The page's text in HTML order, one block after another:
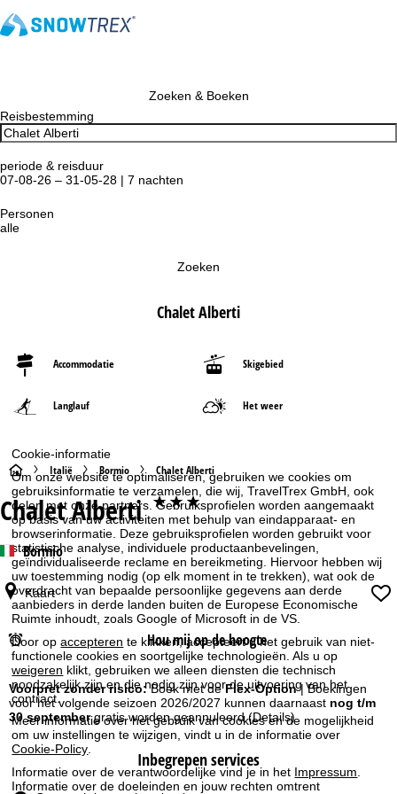
Cookie-informatie
Om onze website te optimaliseren, gebruiken we cookies om
gebruiksinformatie te verzamelen, die wij, TravelTrex GmbH, ook
delen met onze partners. Gebruiksprofielen worden aangemaakt
op basis van uw activiteiten met behulp van eindapparaat- en
browserinformatie. Deze gebruiksprofielen worden gebruikt voor
statistische analyse, individuele productaanbevelingen,
geïndividualiseerde reclame en bereikmeting. Hiervoor hebben wij
uw toestemming nodig (op elk moment in te trekken), wat ook de
overdracht van bepaalde persoonlijke gegevens aan derde
aanbieders in derde landen buiten de Europese Economische
Ruimte inhoudt, zoals Google of Microsoft in de VS.
Door opaccepteren te klikken, accepteert u het gebruik van niet-
functionele cookies en soortgelijke technologieën. Als u op
weigeren klikt, gebruiken we alleen diensten die technisch
noodzakelijk zijn en die nodig zijn voor de uitvoering van het
contract.
Meer informatie over het gebruik van cookies en de mogelijkheid
om uw instellingen te wijzigen, vindt u in de informatie over
Cookie-Policy
Informatie over de verantwoordelijke vind je in het Impressum
Informatie over de doeleinden en jouw rechten omtrent
Zoeken & Boeken
Reisbestemming
periode & reisduur
07-08-26 – 31-05-28 | 7 nachten
Personen
alle
Zoeken
Chalet Alberti
Accommodatie Skigebied
Langlauf Het weer
S
t
a
r
t
p
a
g
i
Italië Bormio Chalet Alberti
Chalet Alberti ***
Bormio
Kaart
Hou mij op de hoogte
Voorpret zonder risico:Boek met deFlex-Option| Boekingen
voor het volgende seizoen 2026/2027 kunnen daarnaast nog t/m
30 septembergratis worden geannuleerd(Details)
Inbegrepen services